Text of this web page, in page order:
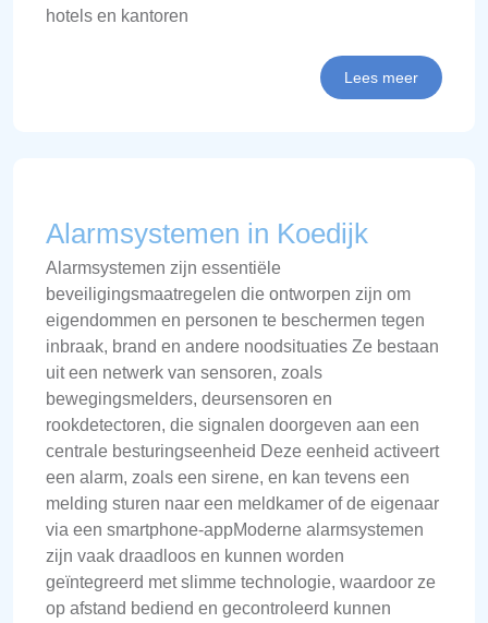
hotels en kantoren
Lees meer
Alarmsystemen in Koedijk
Alarmsystemen zijn essentiële
beveiligingsmaatregelen die ontworpen zijn om
eigendommen en personen te beschermen tegen
inbraak, brand en andere noodsituaties Ze bestaan
uit een netwerk van sensoren, zoals
bewegingsmelders, deursensoren en
rookdetectoren, die signalen doorgeven aan een
centrale besturingseenheid Deze eenheid activeert
een alarm, zoals een sirene, en kan tevens een
melding sturen naar een meldkamer of de eigenaar
via een smartphone-appModerne alarmsystemen
zijn vaak draadloos en kunnen worden
geïntegreerd met slimme technologie, waardoor ze
op afstand bediend en gecontroleerd kunnen